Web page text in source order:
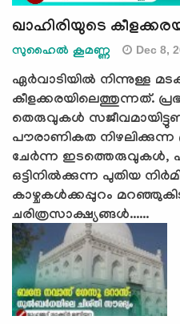
ഖാഹിരിയുടെ
സുഹൈല്‍ കൂമണ്ണ Dec 8,
ഏർവാടിയിൽ നിന്നുള്ള
കീളക്കരയിലെത്തുന്നത്.
തെരുവുകൾ
പൗരാണികത
ചേർന്ന ഇടത്തെരുവുകൾ,
ഒട്ടിനിൽക്കുന്ന പുതിയ
കാഴ്ചകൾക്കപ്പുറം
ചരിത്രസാക്ഷ്യങ്ങൾ......